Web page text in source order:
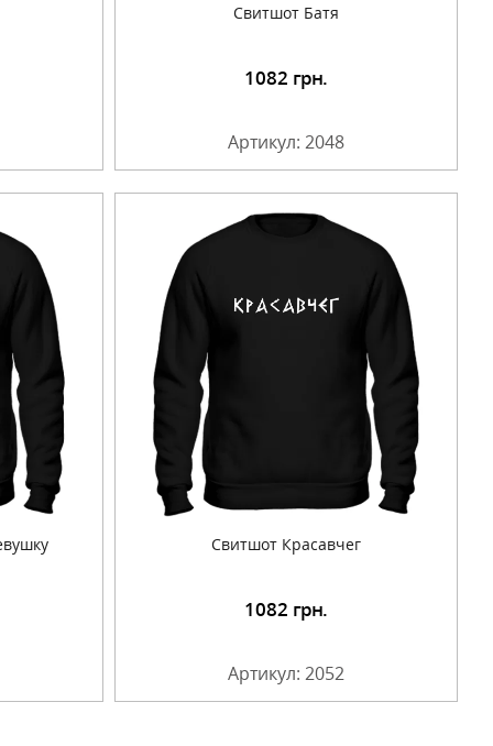
Свитшот Батя
1082 грн.
Артикул: 2048
Свитшот Красавчег
1082 грн.
Артикул: 2052